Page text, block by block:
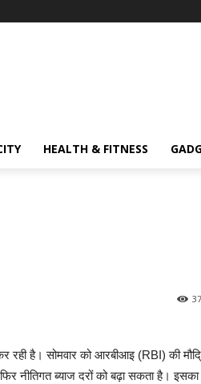
HEALTH & FITNESS
है। सोमवार को आरबीआइ (RBI) की
नीतिगत ब्याज दरों को बढ़ा सकता है।